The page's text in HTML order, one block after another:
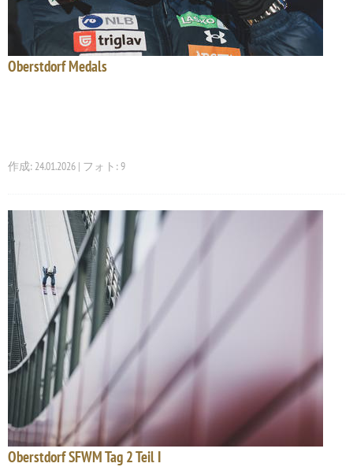
Oberstdorf Medals
作成: 24.01.2026 | フォト: 9
Oberstdorf SFWM Tag 2 Teil I